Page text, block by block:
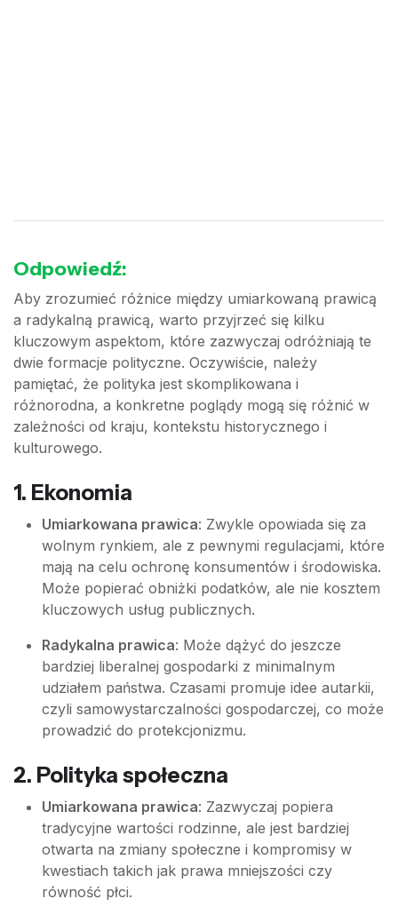
Odpowiedź:
Aby zrozumieć różnice między umiarkowaną prawicą
a radykalną prawicą, warto przyjrzeć się kilku
kluczowym aspektom, które zazwyczaj odróżniają te
dwie formacje polityczne. Oczywiście, należy
pamiętać, że polityka jest skomplikowana i
różnorodna, a konkretne poglądy mogą się różnić w
zależności od kraju, kontekstu historycznego i
kulturowego.
1. Ekonomia
Umiarkowana prawica: Zwykle opowiada się za
wolnym rynkiem, ale z pewnymi regulacjami, które
mają na celu ochronę konsumentów i środowiska.
Może popierać obniżki podatków, ale nie kosztem
kluczowych usług publicznych.
Radykalna prawica: Może dążyć do jeszcze
bardziej liberalnej gospodarki z minimalnym
udziałem państwa. Czasami promuje idee autarkii,
czyli samowystarczalności gospodarczej, co może
prowadzić do protekcjonizmu.
2. Polityka społeczna
Umiarkowana prawica: Zazwyczaj popiera
tradycyjne wartości rodzinne, ale jest bardziej
otwarta na zmiany społeczne i kompromisy w
kwestiach takich jak prawa mniejszości czy
równość płci.